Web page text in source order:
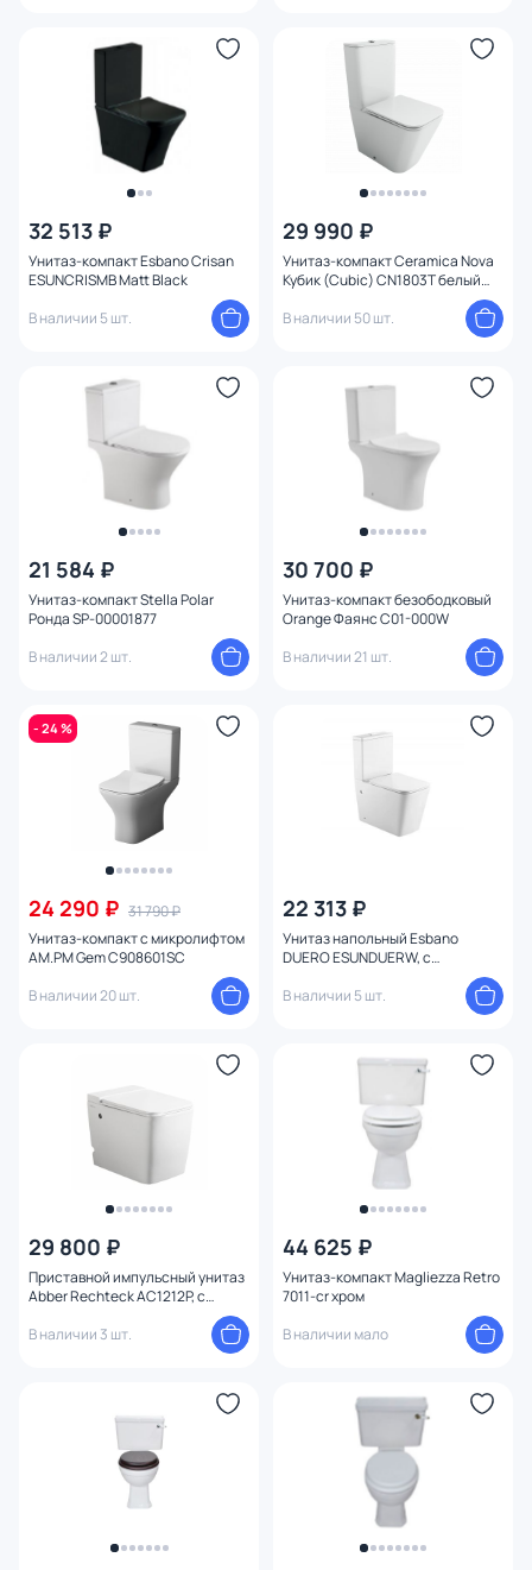
32 513 ₽
Унитаз-компакт Esbano Crisan
ESUNCRISMB Matt Black
В наличии 5 шт.
29 990 ₽
Унитаз-компакт Ceramica Nova
Кубик (Cubic) CN1803T белый
безободковый, с микролифтом
В наличии 50 шт.
21 584 ₽
Унитаз-компакт Stella Polar
Ронда SP-00001877
В наличии 2 шт.
30 700 ₽
Унитаз-компакт безободковый
Orange Фаянс C01-000W
В наличии 21 шт.
- 24 %
24 290 ₽ 31 790 ₽
Унитаз-компакт с микролифтом
AM.PM Gem C908601SC
В наличии 20 шт.
22 313 ₽
Унитаз напольный Esbano
DUERO ESUNDUERW, с
В наличии 5 шт.
29 800 ₽
Приставной импульсный унитаз
Abber Rechteck AC1212P, с
В наличии 3 шт.
44 625 ₽
Унитаз-компакт Magliezza Retro
7011-cr хром
В наличии мало